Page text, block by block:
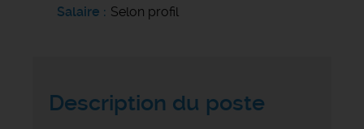
Salaire
Selon profil
Description du poste